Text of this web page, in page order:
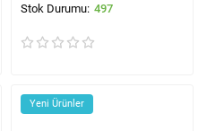
497
Yeni Ürünler